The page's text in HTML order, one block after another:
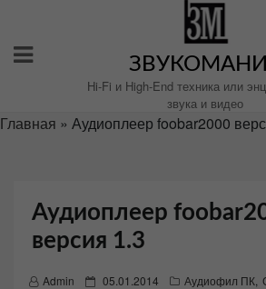
содержимому
Hi-Fi и High-End техника или
звука и видео
Главная » Аудиоплеер foobar2000
Аудиоплеер
версия 1.3
Admin
P 05.01.2014 Аудиофил ПК